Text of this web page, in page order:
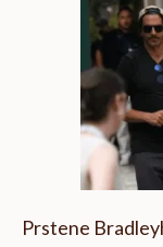
Prstene